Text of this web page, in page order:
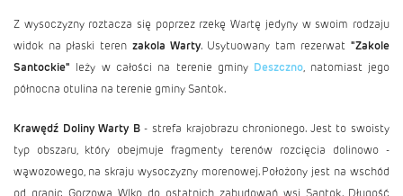
Z wysoczyzny roztacza się poprzez rzekę Wartę jedyny w swoim rodzaju
widok na płaski teren zakola Warty. Usytuowany tam rezerwat"Zakole
Santockie" leży w całości na terenie gminy Deszczno , natomiast jego
północna otulina na terenie gminy Santok.
Krawędź Doliny Warty B- strefa krajobrazu chronionego. Jest to swoisty
typ obszaru, który obejmuje fragmenty terenów rozcięcia dolinowo -
wąwozowego, na skraju wysoczyzny morenowej. Położony jest na wschód
od granic Gorzowa Wlkp do ostatnich zabudowań wsi Santok. Długość